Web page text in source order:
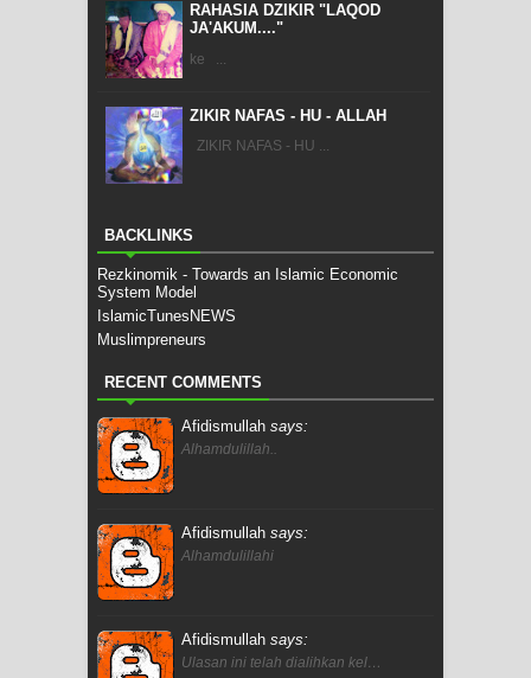
RAHASIA DZIKIR "LAQOD
JA'AKUM...."
ke ...
ZIKIR NAFAS - HU - ALLAH
ZIKIR NAFAS - HU ...
BACKLINKS
Rezkinomik - Towards an Islamic Economic
System Model
IslamicTunesNEWS
Muslimpreneurs
RECENT COMMENTS
Afidismullah says:
Alhamdulillah..
Afidismullah says:
Alhamdulillahi
Afidismullah says:
Ulasan ini telah dialihkan kel…